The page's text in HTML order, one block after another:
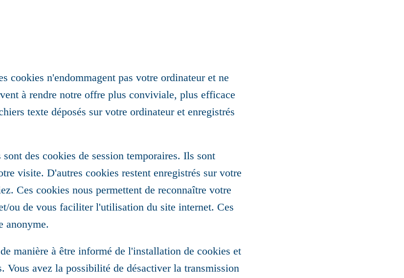
cookies n'endommagent pas votre ordinateur et ne
à rendre notre offre plus conviviale, plus efficace
texte déposés sur votre ordinateur et enregistrés
des cookies de session temporaires. Ils sont
visite. D'autres cookies restent enregistrés sur votre
Ces cookies nous permettent de reconnaître votre
ou de vous faciliter l'utilisation du site internet. Ces
anonyme.
manière à être informé de l'installation de cookies et
Vous avez la possibilité de désactiver la transmission